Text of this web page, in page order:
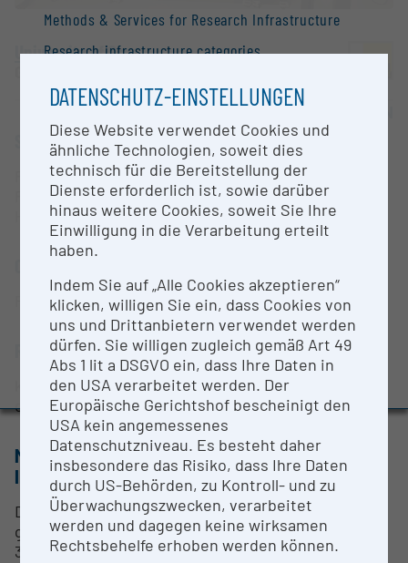
Methods & Services for Research Infrastructure
Research infrastructure categories
Search Engine
Contact
Information
National Strategy of Research Infrastructure
Research infrastructures in the European Union
infrastructure networks
BMBWF Research Infrastructure Database:
Evaluation Study 2022
Awards and press releases
University of Graz
OPEN FOR COLLABORATION
SHORT DESCRIPTION
Pintool Gridding Roboter, mit zwei Stackern.
Prototyp für spezielle Anwendung im Bereich
Hefescreens.
Prof. Dr. Ulrich Stelzl
RESEARCH SERVICES
keine Research Services, bitte kontaktieren Sie
den angegebenen Kontakt.
METHODS & EXPERTISE FOR RESEARCH
INFRASTRUCTURE
Dieses Gerät wird zur Durchführung von
genetischen Screens in Arrayformaten (96 er oder
384 er) verwendet.
DATENSCHUTZ-EINSTELLUNGEN
Diese Website verwendet Cookies und
ähnliche Technologien, soweit dies
technisch für die Bereitstellung der
Dienste erforderlich ist, sowie darüber
hinaus weitere Cookies, soweit Sie Ihre
Einwilligung in die Verarbeitung erteilt
haben.
Indem Sie auf „Alle Cookies akzeptieren“
klicken, willigen Sie ein, dass Cookies von
uns und Drittanbietern verwendet werden
dürfen. Sie willigen zugleich gemäß Art 49
Abs 1 lit a DSGVO ein, dass Ihre Daten in
den USA verarbeitet werden. Der
Europäische Gerichtshof bescheinigt den
USA kein angemessenes
Datenschutzniveau. Es besteht daher
insbesondere das Risiko, dass Ihre Daten
durch US-Behörden, zu Kontroll- und zu
Überwachungszwecken, verarbeitet
werden und dagegen keine wirksamen
Rechtsbehelfe erhoben werden können.